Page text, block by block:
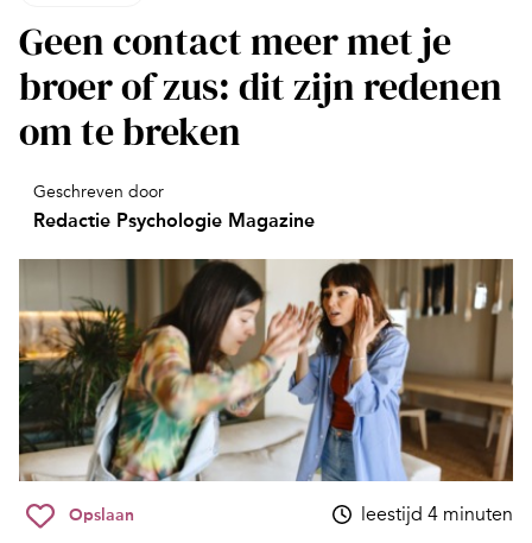
Geen contact meer met je
broer of zus: dit zijn redenen
om te breken
Geschreven door
Redactie Psychologie Magazine
Opslaan leestijd 4 minuten